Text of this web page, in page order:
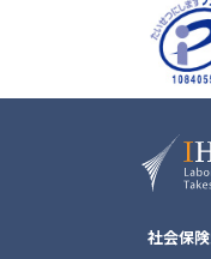
社会保